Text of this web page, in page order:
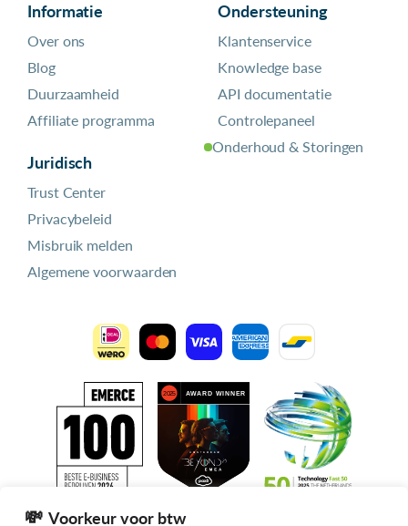
Informatie
Over ons
Blog
Duurzaamheid
Affiliate programma
Juridisch
Trust Center
Privacybeleid
Misbruik melden
Algemene voorwaarden
Ondersteuning
Klantenservice
Knowledge base
API documentatie
Controlepaneel
Onderhoud & Storingen
Voorkeur voor btw